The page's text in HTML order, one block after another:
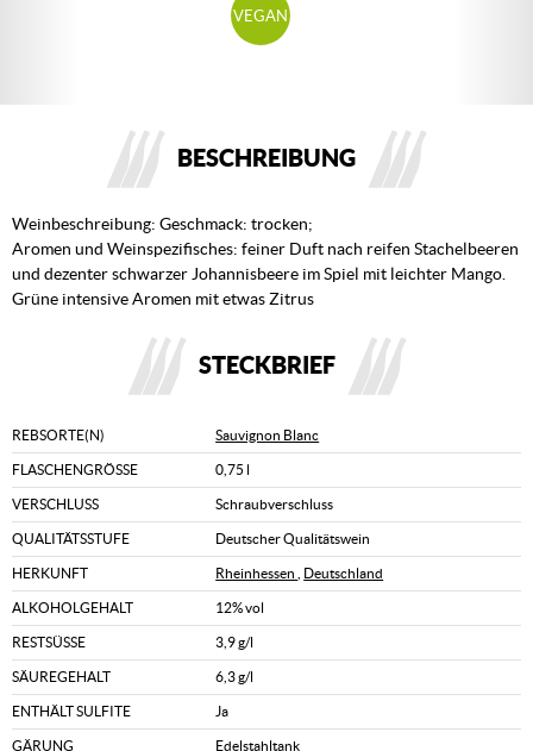
VEGAN
BESCHREIBUNG
Weinbeschreibung: Geschmack: trocken;
Aromen und Weinspezifisches: feiner Duft nach reifen Stachelbeeren
und dezenter schwarzer Johannisbeere im Spiel mit leichter Mango.
Grüne intensive Aromen mit etwas Zitrus
STECKBRIEF
REBSORTE(N) Sauvignon Blanc
FLASCHENGRÖSSE 0,75 l
VERSCHLUSS Schraubverschluss
QUALITÄTSSTUFE Deutscher Qualitätswein
HERKUNFT Rheinhessen Deutschland
ALKOHOLGEHALT 12% vol
RESTSÜSSE 3,9 g/l
SÄUREGEHALT 6,3 g/l
ENTHÄLT SULFITE Ja
GÄRUNG Edelstahltank